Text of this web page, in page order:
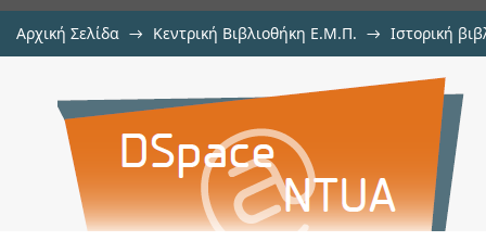
Αρχική Σελίδα → Κεντρική Βιβλιοθήκη Ε.Μ.Π. → Ιστορική